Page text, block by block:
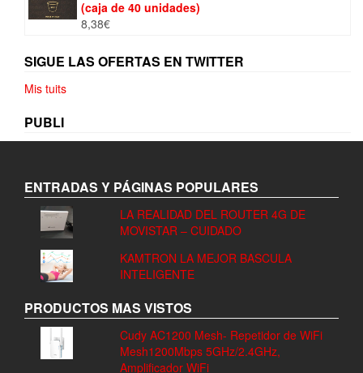
(caja de 40 unidades)
8,38€
SIGUE LAS OFERTAS EN TWITTER
Mis tuits
PUBLI
ENTRADAS Y PÁGINAS POPULARES
LA REALIDAD DEL ROUTER 4G DE
MOVISTAR – CUIDADO
KAMTRON LA MEJOR BASCULA
INTELIGENTE
PRODUCTOS MAS VISTOS
Cudy AC1200 Mesh- Repetidor de WiFi
Mesh1200Mbps 5GHz/2.4GHz,
Amplificador WiFi